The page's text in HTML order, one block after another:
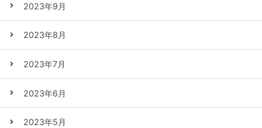
2023年9月
2023年8月
2023年7月
2023年6月
2023年5月